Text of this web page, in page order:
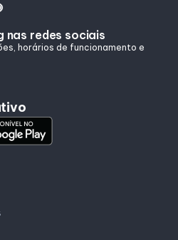
nas redes sociais
horários de funcionamento e